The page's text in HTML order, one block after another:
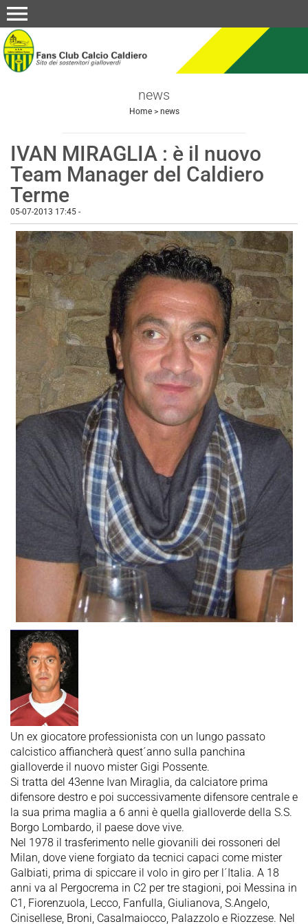
menu
news
Home> news
IVAN MIRAGLIA : è il nuovo
Team Manager del Caldiero
Terme
05-07-2013 17:45 -
Un ex giocatore professionista con un lungo passato
calcistico affiancherà quest´anno sulla panchina
gialloverde il nuovo mister Gigi Possente.
Si tratta del 43enne Ivan Miraglia, da calciatore prima
difensore destro e poi successivamente difensore centrale e
la sua prima maglia a 6 anni è quella gialloverde della S.S.
Borgo Lombardo, il paese dove vive.
Nel 1978 il trasferimento nelle giovanili dei rossoneri del
Milan, dove viene forgiato da tecnici capaci come mister
Galbiati, prima di spiccare il volo in giro per l´Italia. A 18
anni va al Pergocrema in C2 per tre stagioni, poi Messina in
C1, Fiorenzuola, Lecco, Fanfulla, Giulianova, S.Angelo,
Cinisellese, Broni, Casalmaiocco, Palazzolo e Riozzese. Nel